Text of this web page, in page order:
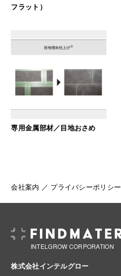
フラット）
専用金属部材／目地おさめ
会社案内 ／ プライバシーポリシー
INTELGROW CORPORATION
株式会社インテルグロー